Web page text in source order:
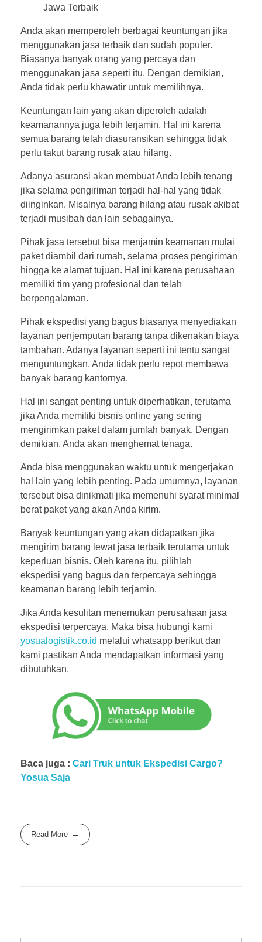
Anda akan memperoleh berbagai keuntungan jika
menggunakan jasa terbaik dan sudah populer.
Biasanya banyak orang yang percaya dan
menggunakan jasa seperti itu. Dengan demikian,
Anda tidak perlu khawatir untuk memilihnya.
Keuntungan lain yang akan diperoleh adalah
keamanannya juga lebih terjamin. Hal ini karena
semua barang telah diasuransikan sehingga tidak
perlu takut barang rusak atau hilang.
Adanya asuransi akan membuat Anda lebih tenang
jika selama pengiriman terjadi hal-hal yang tidak
diinginkan. Misalnya barang hilang atau rusak akibat
terjadi musibah dan lain sebagainya.
Pihak jasa tersebut bisa menjamin keamanan mulai
paket diambil dari rumah, selama proses pengiriman
hingga ke alamat tujuan. Hal ini karena perusahaan
memiliki tim yang profesional dan telah
berpengalaman.
Pihak ekspedisi yang bagus biasanya menyediakan
layanan penjemputan barang tanpa dikenakan biaya
tambahan. Adanya layanan seperti ini tentu sangat
menguntungkan. Anda tidak perlu repot membawa
banyak barang kantornya.
Hal ini sangat penting untuk diperhatikan, terutama
jika Anda memiliki bisnis online yang sering
mengirimkan paket dalam jumlah banyak. Dengan
demikian, Anda akan menghemat tenaga.
Anda bisa menggunakan waktu untuk mengerjakan
hal lain yang lebih penting. Pada umumnya, layanan
tersebut bisa dinikmati jika memenuhi syarat minimal
berat paket yang akan Anda kirim.
Banyak keuntungan yang akan didapatkan jika
mengirim barang lewat jasa terbaik terutama untuk
keperluan bisnis. Oleh karena itu, pilihlah
ekspedisi yang bagus dan terpercaya sehingga
keamanan barang lebih terjamin.
Jika Anda kesulitan menemukan perusahaan jasa
ekspedisi terpercaya. Maka bisa hubungi kami
yosualogistik.co.id melalui whatsapp berikut dan
kami pastikan Anda mendapatkan informasi yang
dibutuhkan.
Baca juga : Cari Truk untuk Ekspedisi Cargo?
Yosua Saja
Read More